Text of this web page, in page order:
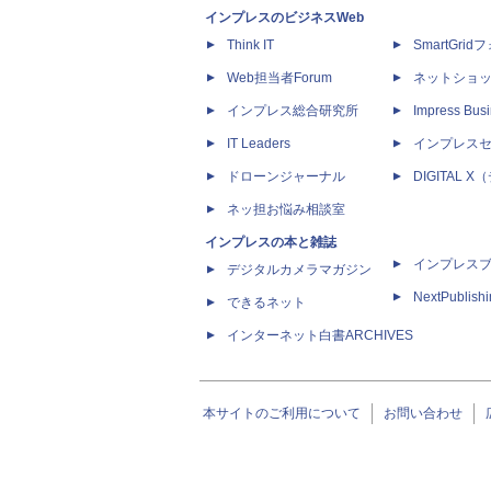
インプレスのビジネスWeb
Think IT
Web担当者Forum
インプレス総合研究所
IT Leaders
ドローンジャーナル
ネッ担お悩み相談室
インプレスの本と雑誌
デジタルカメラマガジン
できるネット
インターネット白書ARCHIVES
SmartGridフ
ネットショ
Impress
インプレス
DIGITAL X（
インプレス
本サイトのご利用について お問い合わせ